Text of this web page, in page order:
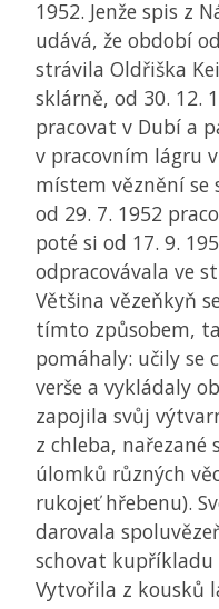
1952. Jenže spis z
udává, že období
strávila Oldřiška
sklárně, od 30. 12.
pracovat v Dubí a
v pracovním lágru
místem věznění se
od 29. 7. 1952
poté si od 17. 9.
odpracovávala ve
Většina vězeňkyň
tímto způsobem,
pomáhaly: učily se
verše a vykládaly
zapojila svůj
z chleba, nařezané
úlomků různých
rukojeť hřebenu).
darovala
schovat kupříkladu
Vytvořila z kousků